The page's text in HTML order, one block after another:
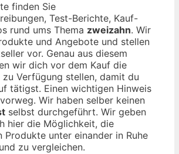
finden Sie
Test-Berichte, Kauf-
rund ums Thema zweizahn. Wir
und Angebote und stellen
vor. Genau aus diesem
wir dich vor dem Kauf die
Verfügung stellen, damit du
tätigst. Einen wichtigen Hinweis
Wir haben selber keinen
selbst durchgeführt. Wir geben
hier die Möglichkeit, die
Produkte unter einander in Ruhe
zu vergleichen.